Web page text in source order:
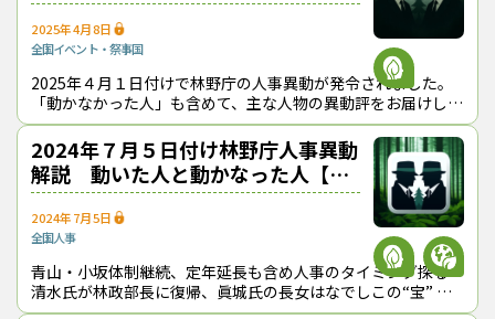
2025年4月8日
全国イベント・祭事国
2025年４月１日付けで林野庁の人事異動が発令されました。
「動かなかった人」も含めて、主な人物の異動評をお届けしま
す。
2024年７月５日付け林野庁人事異動
解説 動いた人と動かなった人【緑
風対談】
2024年7月5日
全国人事
青山・小坂体制継続、定年延長も含め人事のタイミング探る
清水氏が林政部長に復帰、眞城氏の長女はなでしこの“宝” 清
水浩太郎氏 橘政行氏